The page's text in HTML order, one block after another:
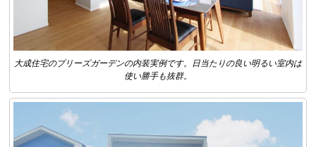
大成住宅のブリーズガーデンの内装実例です。日当たりの良い明るい室内は
使い勝手も抜群。